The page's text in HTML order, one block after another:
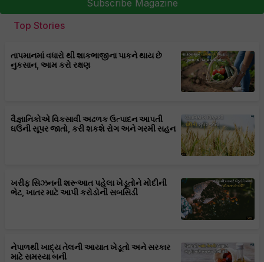
Subscribe Magazine
Top Stories
તાપમાનમાં વધારો થી શાકભાજીના પાકને થાય છે
નુકસાન, આમ કરો રક્ષણ
વૈજ્ઞાનિકોએ વિકસાવી અઢળક ઉત્પાદન આપતી
ઘઉંની સૂપર જાતો, કરી શકશે રોગ અને ગરમી સહન
ખરીફ સિઝનની શરૂઆત પહેલા ખેડૂતોને મોદીની
ભેટ, ખાતર માટે આપી કરોડોની સબસિડી
નેપાળથી ખાદ્ય તેલની આયાત ખેડૂતો અને સરકાર
માટે સમસ્યા બની